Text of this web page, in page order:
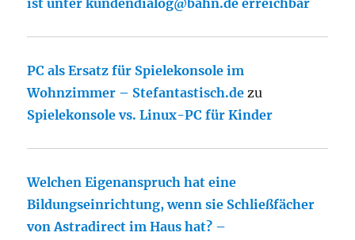
ist unter kundendialog@bahn.de erreichbar
PC als Ersatz für Spielekonsole im
Wohnzimmer – Stefantastisch.de zu
Spielekonsole vs. Linux-PC für Kinder
Welchen Eigenanspruch hat eine
Bildungseinrichtung, wenn sie Schließfächer
von Astradirect im Haus hat? –